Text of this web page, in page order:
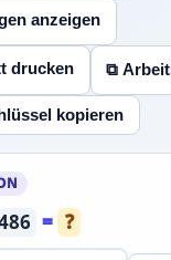
anzeigen
drucken ⧉
kopieren
= ?